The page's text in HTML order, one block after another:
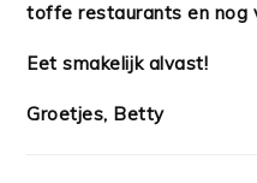
toffe restaurants en nog
Eet smakelijk alvast!
Groetjes, Betty